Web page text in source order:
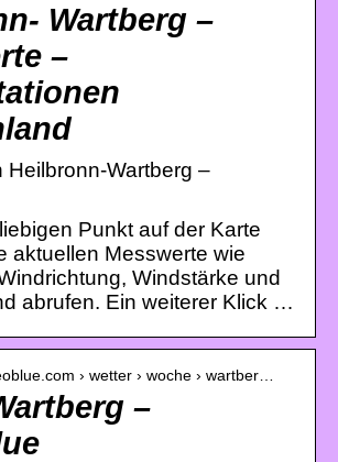
Wartberg –
–
Heilbronn-Wartberg –
Punkt auf der Karte
aktuellen Messwerte wie
Windstärke und
abrufen. Ein weiterer Klick …
› wetter › woche › wartber…
–